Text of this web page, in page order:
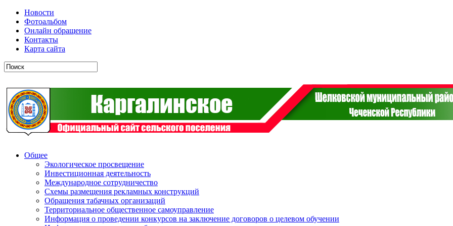
Новости
Фотоальбом
Онлайн обращение
Контакты
Карта сайта
Общее
Экологическое просвещение
Инвестиционная деятельность
Международное сотрудничество
Схемы размещения рекламных конструкций
Обращения табачных организаций
Территориальное общественное самоуправление
Информация о проведении конкурсов на заключение договоров о целевом обучении